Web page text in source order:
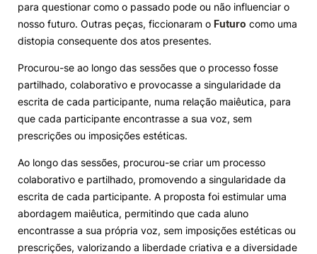
Elogio / Sugestão / Reclamação
para questionar como o passado pode ou não influenciar o
nosso futuro. Outras peças, ficcionaram o Futuro como uma
distopia consequente dos atos presentes.
Procurou-se ao longo das sessões que o processo fosse
partilhado, colaborativo e provocasse a singularidade da
escrita de cada participante, numa relação maiêutica, para
que cada participante encontrasse a sua voz, sem
prescrições ou imposições estéticas.
Ao longo das sessões, procurou-se criar um processo
colaborativo e partilhado, promovendo a singularidade da
escrita de cada participante. A proposta foi estimular uma
abordagem maiêutica, permitindo que cada aluno
encontrasse a sua própria voz, sem imposições estéticas ou
prescrições, valorizando a liberdade criativa e a diversidade